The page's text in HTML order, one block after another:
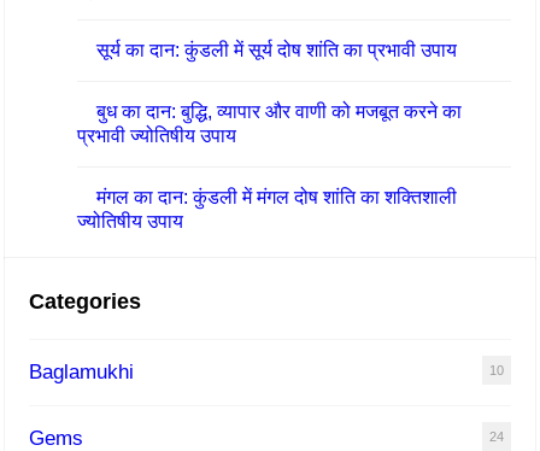
सूर्य का दान: कुंडली में सूर्य दोष शांति का प्रभावी उपाय
बुध का दान: बुद्धि, व्यापार और वाणी को मजबूत करने का
प्रभावी ज्योतिषीय उपाय
मंगल का दान: कुंडली में मंगल दोष शांति का शक्तिशाली
ज्योतिषीय उपाय
Categories
Baglamukhi 10
Gems 24